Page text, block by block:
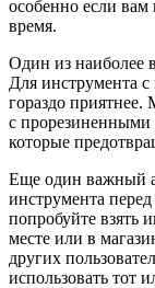
особенно если вам
время.
Один из наиболее
Для инструмента
гораздо
с
которые
Еще один важный
инструмента
попробуйте взять
месте или в
других
использовать тот